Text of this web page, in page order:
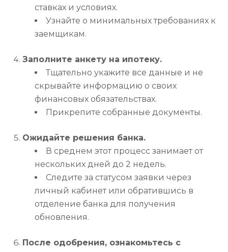
ставках и условиях.
Узнайте о минимальных требованиях к
заемщикам.
Заполните анкету на ипотеку.
Тщательно укажите все данные и не
скрывайте информацию о своих
финансовых обязательствах.
Прикрепите собранные документы.
Ожидайте решения банка.
В среднем этот процесс занимает от
нескольких дней до 2 недель.
Следите за статусом заявки через
личный кабинет или обратившись в
отделение банка для получения
обновления.
После одобрения, ознакомьтесь с